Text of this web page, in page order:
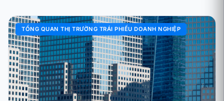
TỔNG QUAN THỊ TRƯỜNG TRÁI PHIẾU DOANH NGHIỆP